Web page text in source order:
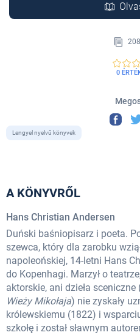
0
Lengyel nyelvű könyvek
A KÖNYVRŐL
Hans Christian Andersen
Duński baśniopisarz i poeta.
szewca, który dla zarobku
napoleońskiej, 14-letni Hans
do Kopenhagi. Marzył o
aktorskie, ani dzieła sceniczne
Wieży Mikołaja) nie zyskały
królewskiemu (1822) i
szkołę i został sławnym